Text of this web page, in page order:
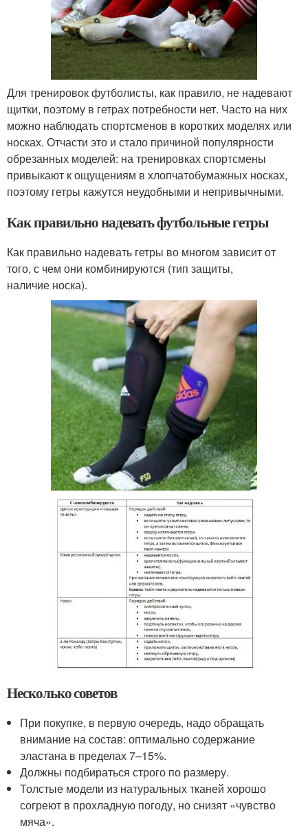
Для тренировок футболисты, как правило, не надевают
щитки, поэтому в гетрах потребности нет. Часто на них
можно наблюдать спортсменов в коротких моделях или
носках. Отчасти это и стало причиной популярности
обрезанных моделей: на тренировках спортсмены
привыкают к ощущениям в хлопчатобумажных носках,
поэтому гетры кажутся неудобными и непривычными.
Как правильно надевать футбольные гетры
Как правильно надевать гетры во многом зависит от
того, с чем они комбинируются (тип защиты,
наличие носка).
Несколько советов
При покупке, в первую очередь, надо обращать
внимание на состав: оптимально содержание
эластана в пределах 7–15%.
Должны подбираться строго по размеру.
Толстые модели из натуральных тканей хорошо
согреют в прохладную погоду, но снизят «чувство
мяча».